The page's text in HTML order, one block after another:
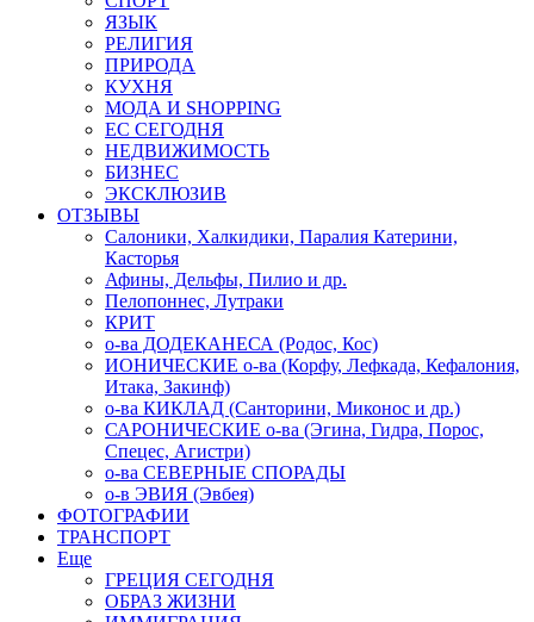
ЯЗЫК
РЕЛИГИЯ
ПРИРОДА
КУХНЯ
МОДА И SHOPPING
ЕС СЕГОДНЯ
НЕДВИЖИМОСТЬ
БИЗНЕС
ЭКСКЛЮЗИВ
ОТЗЫВЫ
Салоники, Халкидики, Паралия Катерини,
Касторья
Афины, Дельфы, Пилио и др.
Пелопоннес, Лутраки
КРИТ
о-ва ДОДЕКАНЕСА (Родос, Кос)
ИОНИЧЕСКИЕ о-ва (Корфу, Лефкада, Кефалония,
Итака, Закинф)
о-ва КИКЛАД (Санторини, Миконос и др.)
САРОНИЧЕСКИЕ о-ва (Эгина, Гидра, Порос,
Спецес, Агистри)
о-ва СЕВЕРНЫЕ СПОРАДЫ
о-в ЭВИЯ (Эвбея)
ФОТОГРАФИИ
ТРАНСПОРТ
Еще
ГРЕЦИЯ СЕГОДНЯ
ОБРАЗ ЖИЗНИ